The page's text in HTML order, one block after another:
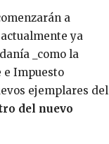
a
actualmente ya
_como la
e Impuesto
ejemplares del
del nuevo